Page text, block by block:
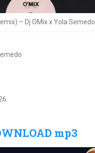
– Dj OMix x Yola Semedo
mp3